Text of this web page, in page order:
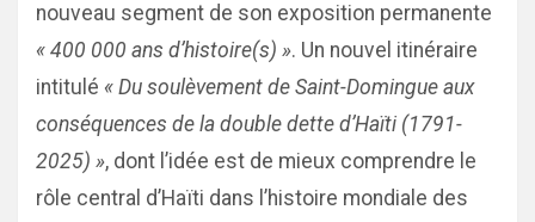
nouveau segment de son exposition permanente
« 400 000 ans d’histoire(s) ». Un nouvel itinéraire
intitulé « Du soulèvement de Saint-Domingue aux
conséquences de la double dette d’Haïti (1791-
2025) », dont l’idée est de mieux comprendre le
rôle central d’Haïti dans l’histoire mondiale des